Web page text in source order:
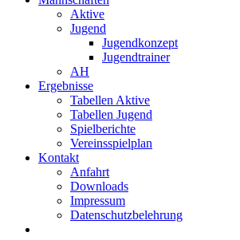
Aktive
Jugend
Jugendkonzept
Jugendtrainer
AH
Ergebnisse
Tabellen Aktive
Tabellen Jugend
Spielberichte
Vereinsspielplan
Kontakt
Anfahrt
Downloads
Impressum
Datenschutzbelehrung